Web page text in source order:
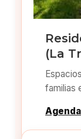
(La
familias